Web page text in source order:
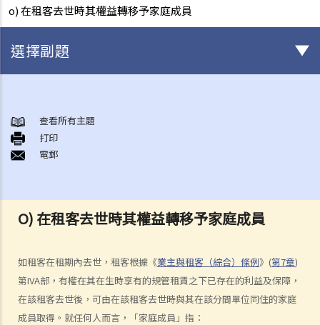
o) 在租客去世時其權益轉移予家庭成員
O) 在租客去世時其權益轉移予家庭成員
如租客在租期內去世，租客根據《業主與租客（綜合）條例》(第7章)
第IVA部，有權在其在生時享有的規管租賃之下已存在的利益及保障，
在該租客去世後，可由在該租客去世時與其在該分間單位同住的家庭
成員取得。就任何人而言，「家庭成員」指：
選擇副題
1. 香港有甚麼政府部門專門處理有關租賃的事項？假若在租賃事項上出
現糾紛／問題，應向那一個部門求助？
2. 有關政府物業（例如公屋單位或政府商場舖位）的租務問題，我怎樣
3. 「租賃」（tenancy）和「特許權」（licence）有甚麼分別？
4. 我可以轉換或使用我的物業（或其分隔式房間）批出短期租約/特許權
5. 當雙方簽署正式租約之前，業主有時會要求租客簽署一份類似臨時租
約的文件（可能會被稱為「租契協議」或「租約確定書」）。簽署這份
文件有甚麽後果？
6. 我可否出租或以其他方式容許佔用人入住《房屋條例》下的資助房屋
查看所有主題
打印
電郵